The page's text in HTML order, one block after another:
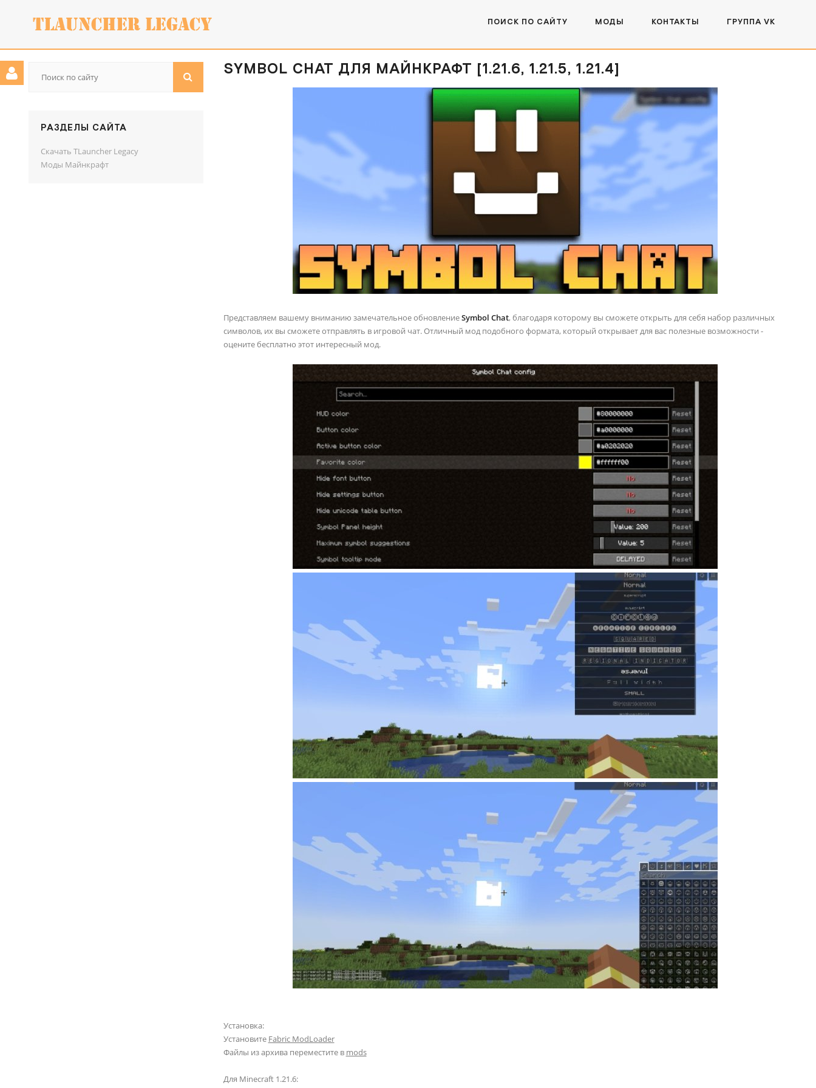
ПОИСК ПО САЙТУ МОДЫ КОНТАКТЫ ГРУППА VK
SYMBOL CHAT ДЛЯ МАЙНКРАФТ [1.21.6, 1.21.5, 1.21.4]
Представляем вашему вниманию замечательное обновлениеSymbol Chat, благодаря которому вы сможете открыть для себя набор различных
символов, их вы сможете отправлять в игровой чат. Отличный мод подобного формата, который открывает для вас полезные возможности -
оцените бесплатно этот интересный мод.
Установка:
Установите Fabric ModLoader
Файлы из архива переместите в mods
Для Minecraft 1.21.6:
РАЗДЕЛЫ САЙТА
Скачать TLauncher Legacy
Моды Майнкрафт